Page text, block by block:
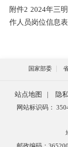
附件2 2024年三
作人员岗位信息
国家部委
站点地图 隐
网站标识码：